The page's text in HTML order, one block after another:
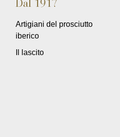
Dal 1917
Artigiani del prosciutto
iberico
Il lascito